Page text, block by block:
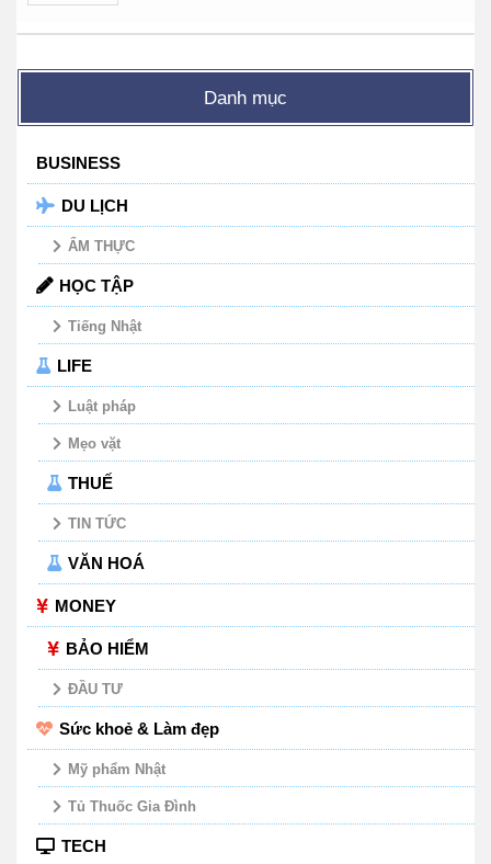
Danh mục
BUSINESS
DU LỊCH
ẨM THỰC
HỌC TẬP
Tiếng Nhật
LIFE
Luật pháp
Mẹo vặt
THUẾ
TIN TỨC
VĂN HOÁ
MONEY
BẢO HIỂM
ĐẦU TƯ
Sức khoẻ & Làm đẹp
Mỹ phẩm Nhật
Tủ Thuốc Gia Đình
TECH